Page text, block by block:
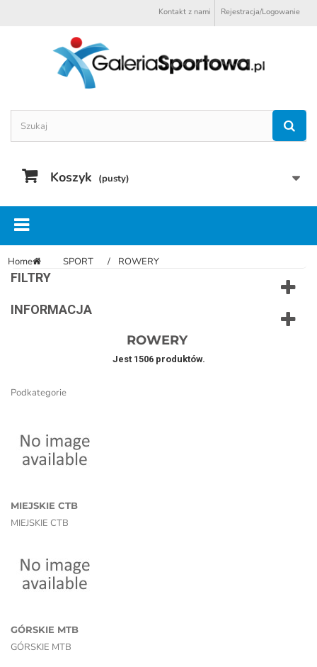
Rejestracja/Logowanie
Kontakt z nami
Koszyk (pusty)
Home SPORT ROWERY
FILTRY
INFORMACJA
ROWERY
Jest 1506 produktów.
Podkategorie
MIEJSKIE CTB
MIEJSKIE CTB
GÓRSKIE MTB
GÓRSKIE MTB